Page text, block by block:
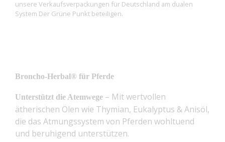
unsere Verkaufsverpackungen für Deutschland am dualen
System Der Grüne Punkt beteiligen.
Broncho-Herbal® für Pferde
Unterstützt die Atemwege – Mit wertvollen
ätherischen Ölen wie Thymian, Eukalyptus & Anisöl,
die das Atmungssystem von Pferden wohltuend
und beruhigend unterstützen.